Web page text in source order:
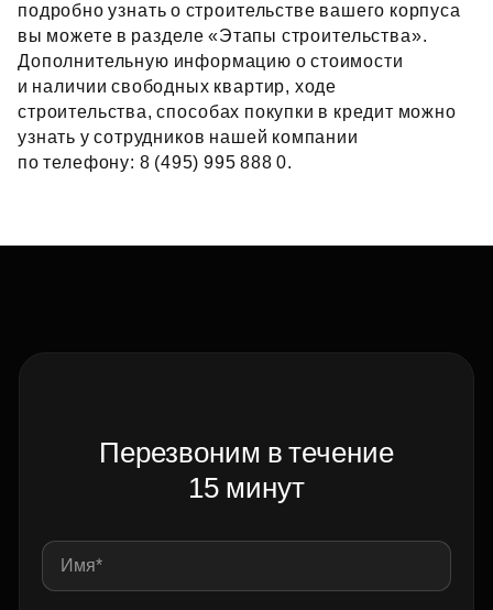
подробно узнать о строительстве вашего корпуса
вы можете в разделе «Этапы строительства».
Дополнительную информацию о стоимости
и наличии свободных квартир, ходе
строительства, способах покупки в кредит можно
узнать у сотрудников нашей компании
по телефону: 8 (495) 995 888 0.
Перезвоним в течение
15 минут